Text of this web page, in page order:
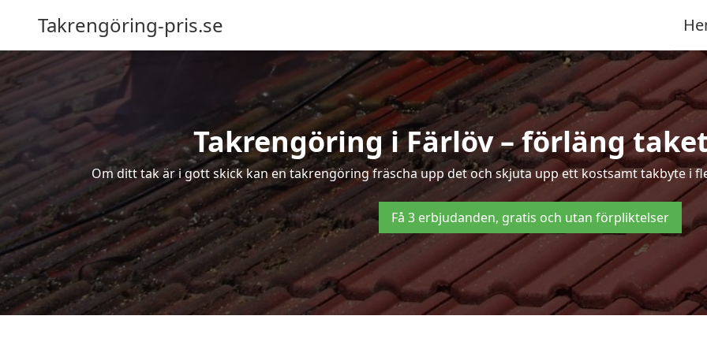
Takrengöring-pris.se
Takrengöring i Färlöv – förläng
Om ditt tak är i gott skick kan en takrengöring fräscha upp det och skjuta upp ett kostsamt takbyte i
Få 3 erbjudanden, gratis och utan förpliktelser